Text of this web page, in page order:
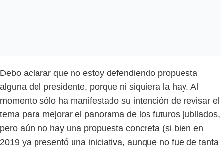
Debo aclarar que no estoy defendiendo propuesta
alguna del presidente, porque ni siquiera la hay. Al
momento sólo ha manifestado su intención de revisar el
tema para mejorar el panorama de los futuros jubilados,
pero aún no hay una propuesta concreta (si bien en
2019 ya presentó una iniciativa, aunque no fue de tanta